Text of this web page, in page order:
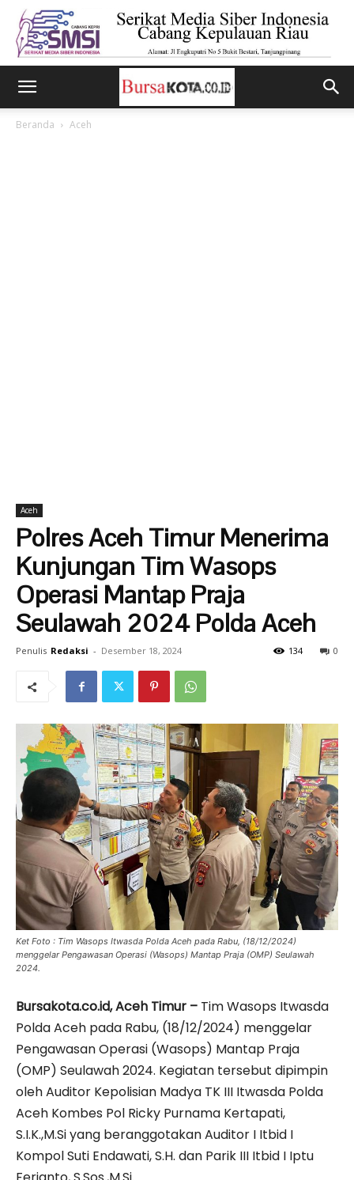
Beranda Aceh
Aceh
Polres Aceh Timur Menerima
Kunjungan Tim Wasops
Operasi Mantap Praja
Seulawah 2024 Polda Aceh
Penulis Redaksi - Desember 18, 2024 0
134
Ket Foto : Tim Wasops Itwasda Polda Aceh pada Rabu, (18/12/2024)
menggelar Pengawasan Operasi (Wasops) Mantap Praja (OMP) Seulawah
2024.
Bursakota.co.id, Aceh Timur – Tim Wasops Itwasda
Polda Aceh pada Rabu, (18/12/2024) menggelar
Pengawasan Operasi (Wasops) Mantap Praja
(OMP) Seulawah 2024. Kegiatan tersebut dipimpin
oleh Auditor Kepolisian Madya TK III Itwasda Polda
Aceh Kombes Pol Ricky Purnama Kertapati,
S.I.K.,M.Si yang beranggotakan Auditor I Itbid I
Kompol Suti Endawati, S.H. dan Parik III Itbid I Iptu